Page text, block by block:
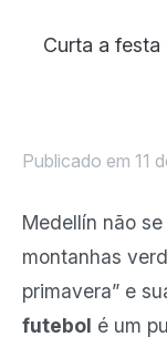
Curta a
Publicado em 11
Medellín não
montanhas
primavera” e
futebol é um